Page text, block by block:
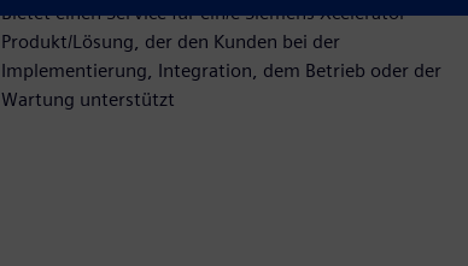
Bietet einen Service für ein/e Siemens Xcelerator-
Produkt/Lösung, der den Kunden bei der
Implementierung, Integration, dem Betrieb oder der
Wartung unterstützt